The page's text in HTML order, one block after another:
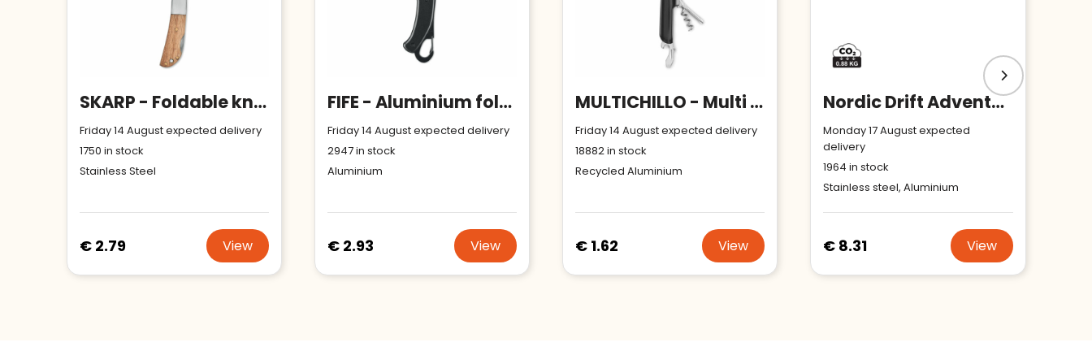
SKARP - Foldable knife in acacia wood
Friday 14 August expected delivery
1750 in stock
Stainless Steel
€ 2.79 View
FIFE - Aluminium foldable knife
Friday 14 August expected delivery
2947in stock
Aluminium
€ 2.93 View
MULTICHILLO - Multi tool pocket knife
Friday 14 August expected delivery
18882in stock
Recycled Aluminium
€ 1.62 View
Nordic Drift Adventure Folding knife
Monday 17 August expected
delivery
1964 in stock
Stainless steel, Aluminium
€ 8.31 View